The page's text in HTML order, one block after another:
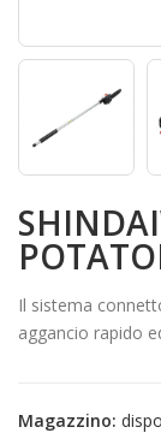
Il sistema
aggancio rapido
Magazzino: